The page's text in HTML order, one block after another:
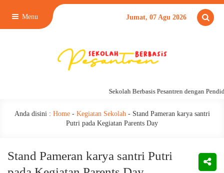
Menu Jumat, 07 Agu 2026
Sekolah Berbasis Pesantren dengan
Anda disini : Home- Kegiatan Sekolah- Stand Pameran karya santri
Putri pada Kegiatan Parents Day
Stand Pameran karya santri Putri